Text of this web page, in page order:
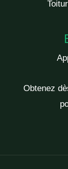
Obtenez